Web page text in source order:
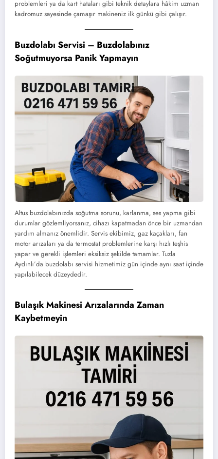
problemleri ya da kart hataları gibi teknik detaylara hâkim uzman
kadromuz sayesinde çamaşır makineniz ilk günkü gibi çalışır.
Buzdolabı Servisi – Buzdolabınız
Soğutmuyorsa Panik Yapmayın
Altus buzdolabınızda soğutma sorunu, karlanma, ses yapma gibi
durumlar gözlemliyorsanız, cihazı kapatmadan önce bir uzmandan
yardım almanız önemlidir. Servis ekibimiz, gaz kaçakları, fan
motor arızaları ya da termostat problemlerine karşı hızlı teşhis
yapar ve gerekli işlemleri eksiksiz şekilde tamamlar. Tuzla
Aydınlı’da buzdolabı servisi hizmetimiz gün içinde aynı saat içinde
yapılabilecek düzeydedir.
Bulaşık Makinesi Arızalarında Zaman
Kaybetmeyin